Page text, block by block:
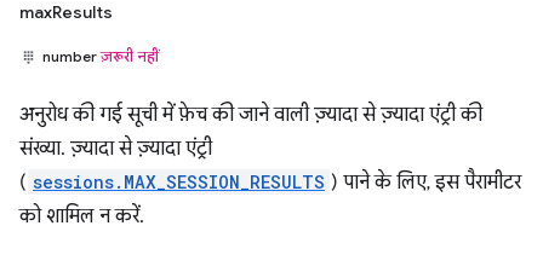
maxResults
numberज़रूरी नहीं
अनुरोध की गई सूची में फ़ेच की जाने वाली ज़्यादा से ज़्यादा एंट्री की
संख्या. ज़्यादा से ज़्यादा एंट्री
( sessions.MAX_SESSION_RESULTS ) पाने के लिए, इस पैरामीटर
को शामिल न करें.